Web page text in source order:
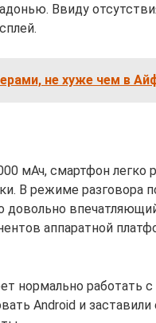
Ввиду
не хуже чем в
мАч, смартфон легко
В режиме разговора
аппаратной
нормально работать
Android и заставили